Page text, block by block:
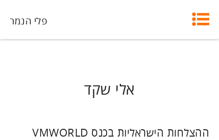
פלי הנמר
אלי שקד
ההצלחות הישראליות בכנס VMWORLD